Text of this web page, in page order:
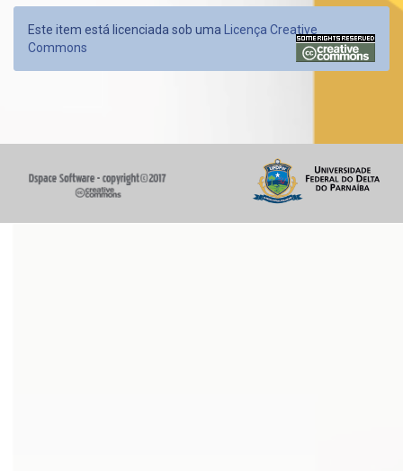
Este item está licenciada sob uma Licença Creative
Commons